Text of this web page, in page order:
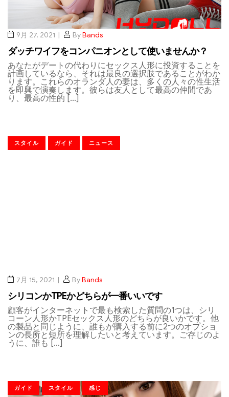
9月 27, 2021 ByBands
ダッチワイフをコンパニオンとして使いませんか？
あなたがデートの代わりにセックス人形に投資することを
計画しているなら、それは最良の選択肢であることがわか
ります。これらのオランダ人の妻は、多くの人々の性生活
を即興で演奏します。彼らは友人として最高の仲間であ
り、最高の性的 […]
スタイル ガイド ニュース
7月 15, 2021 ByBands
シリコンかTPEかどちらが一番いいです
顧客がインターネットで最も検索した質問の1つは、シリ
コーン人形かTPEセックス人形のどちらが良いかです。他
の製品と同じように、誰もが購入する前に2つのオプショ
ンの長所と短所を理解したいと考えています。ご存じのよ
うに、誰も […]
ガイド スタイル 感じ